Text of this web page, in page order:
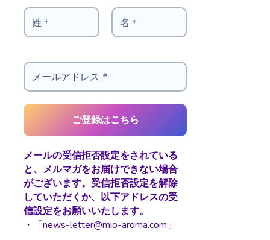
メールの受信拒否設定をされている
と、メルマガをお届けできない場合
がございます。受信拒否設定を解除
していただくか、以下アドレスの受
信設定をお願いいたします。
・「news-letter@mio-aroma.com」